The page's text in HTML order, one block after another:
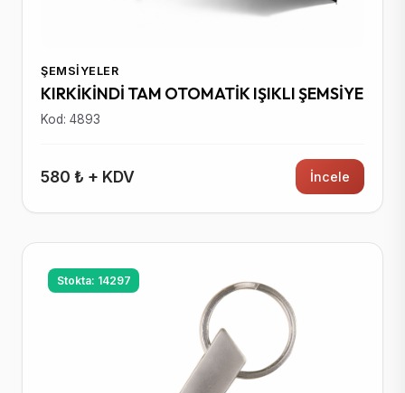
ŞEMSIYELER
KIRKİKİNDİ TAM OTOMATİK IŞIKLI ŞEMSİYE
Kod: 4893
580 ₺ + KDV İncele
Stokta: 14297